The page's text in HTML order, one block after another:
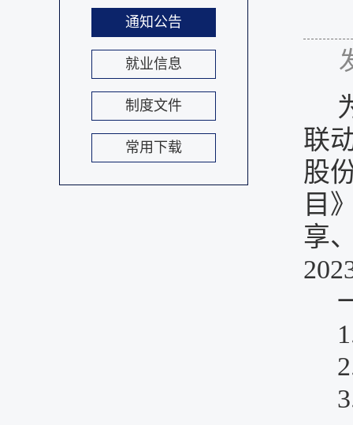
通知公告
就业信息
制度文件
常用下载
联
股
目
享